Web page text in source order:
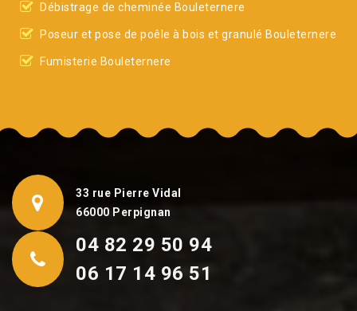
Débistrage de cheminée Bouleternere
Poseur et pose de poêle à bois et granulé Bouleternere
Fumisterie Bouleternere
33 rue Pierre Vidal
66000 Perpignan
04 82 29 50 94
06 17 14 96 51